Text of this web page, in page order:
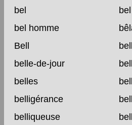
bel
bel homme
Bell
belle-de-jour
belles
belligérance
belliqueuse